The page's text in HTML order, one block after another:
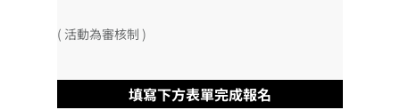
( 活動為審核制 )
填寫下方表單完成報名